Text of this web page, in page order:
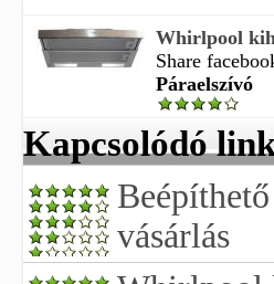
Whirlpool
Share
Páraelszívó
Kapcsolódó
vásárlás